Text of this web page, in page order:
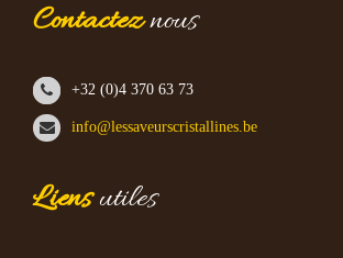
Contacteznous
+32 (0)4 370 63 73
info@lessaveurscristallines.be
Liensutiles